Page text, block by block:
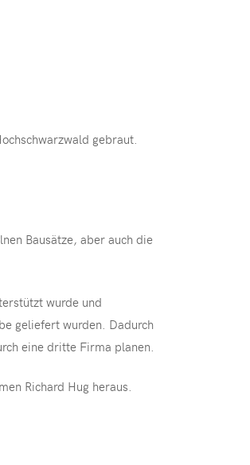
gebraut.
Bausätze, aber auch die
wurde und
geliefert wurden. Dadurch
eine dritte Firma planen.
Richard Hug heraus.